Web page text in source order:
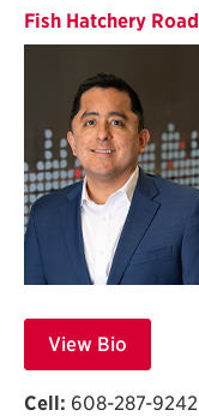
Fish Hatchery Road
View Bio
Cell: 608-287-9242